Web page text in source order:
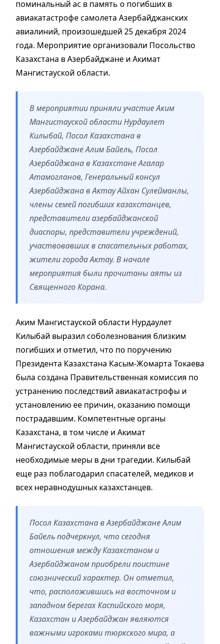
поминальный ас в память о погибших в
авиакатастрофе самолета Азербайджанских
авиалиний, произошедшей 25 декабря 2024
года. Мероприятие организовали Посольство
Казахстана в Азербайджане и Акимат
Мангистауской области.
В мероприятии приняли участие Аким
Мангистауской области Нурдаулет
Килыбай, Посол Казахстана в
Азербайджане Алим Байель, Посол
Азербайджана в Казахстане Агалар
Атамогланов, Генеральный консул
Азербайджана в Актау Айхан Сулейманлы,
члены семей погибших казахстанцев,
представители азербайджанской
диаспоры, представители учреждений,
участвовавших в спасательных работах,
жители города Актау. В начале
мероприятия были прочитаны аяты из
Священного Корана.
Аким Мангистауской области Нурдаулет
Килыбай выразил соболезнования близким
погибших и отметил, что по поручению
Президента Казахстана Касым-Жомарта Токаева
была создана Правительственная комиссия по
устранению последствий авиакатастрофы и
установлению ее причин, оказанию помощи
пострадавшим. Компетентные органы
Казахстана, в том числе и Акимат
Мангистауской области, приняли все
необходимые меры в дни трагедии. Килыбай
еще раз поблагодарил спасателей, медиков и
всех неравнодушных казахстанцев.
Посол Казахстана в Азербайджане Алим
Байель подчеркнул, что сегодня
отношения между Казахстаном и
Азербайджаном приобрели поистине
союзнический характер. Он отметил,
что, расположившись на восточном и
западном берегах Каспийского моря,
Казахстан и Азербайджан являются
важными игроками тюркского мира, а